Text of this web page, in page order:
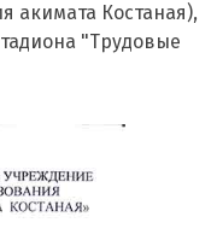
акимата Костаная),
"Трудовые